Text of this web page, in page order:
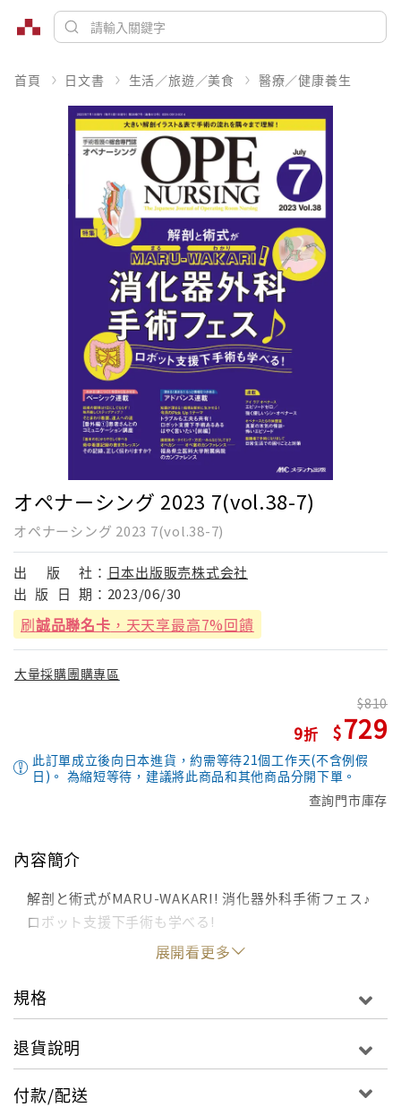
首頁 日文書 生活／旅遊／美食 醫療／健康養生
オペナーシング 2023 7(vol.38-7)
オペナーシング 2023 7(vol.38-7)
出 版 社： 日本出版販売株式会社
出 版 日 期： 2023/06/30
刷誠品聯名卡 ，天天享最高7%回饋
大量採購團購專區
9
810
729
此訂單成立後向日本進貨，約需等待21個工作天(不含例假
日)。 為縮短等待，建議將此商品和其他商品分開下單。
查詢門市庫存
內容簡介
解剖と術式がMARU-WAKARI! 消化器外科手術フェス♪
ロボット支援下手術も学べる!
展開看更多
規格
退貨說明
付款/配送